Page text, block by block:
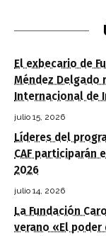
El exbecario de
Méndez Delgado
Internacional de
julio 15, 2026
Líderes del
CAF participarán
2026
julio 14, 2026
La Fundación
verano «El